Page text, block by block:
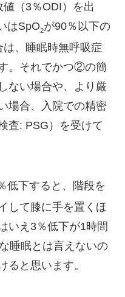
（3％ODI）を出
はSpO2が90％以下の
、睡眠時無呼吸症
。それでかつ②の簡
ない場合や、より厳
場合、入院での精密
査: PSG）を受けて
低下すると、階段を
して膝に手を置くほ
いえ3％低下が1時間
睡眠とは言えないの
ると思います。